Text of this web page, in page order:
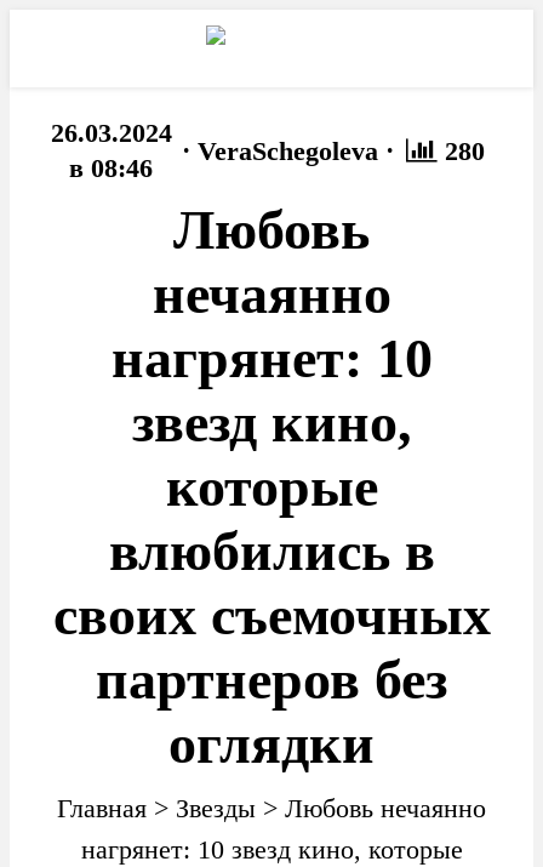
26.03.2024
в 08:46
· VeraSchegoleva · 280
Любовь
нечаянно
нагрянет: 10
звезд кино,
которые
влюбились в
своих съемочных
партнеров без
оглядки
Главная > Звезды > Любовь нечаянно
нагрянет: 10 звезд кино, которые